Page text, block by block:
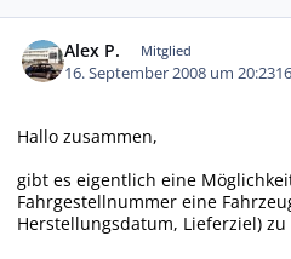
Alex P. Mitglied
16. September 2008 um 20:23
Hallo zusammen,
gibt es eigentlich eine
Fahrgestellnummer eine
Herstellungsdatum, Lieferziel) zu